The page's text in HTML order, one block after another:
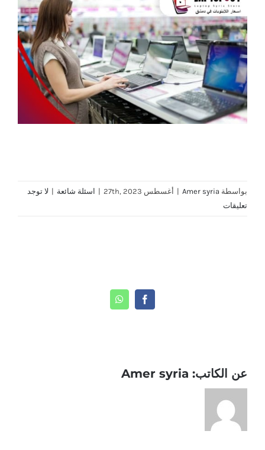
بواسطة Amer syria
| أغسطس 27th, 2023 | اسئلة شائعة | لا توجد
تعليقات
Facebook
WhatsApp
عن الكاتب: Amer syria